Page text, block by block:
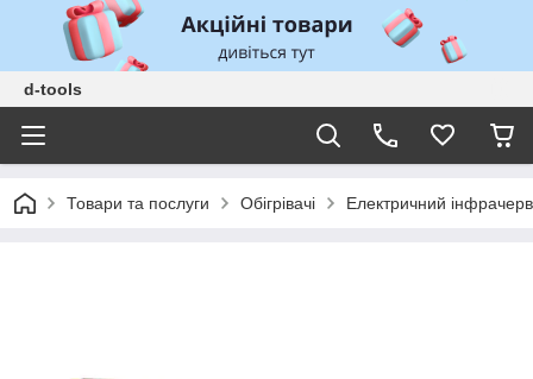
d-tools
Товари та послуги Обігрівачі Електричний